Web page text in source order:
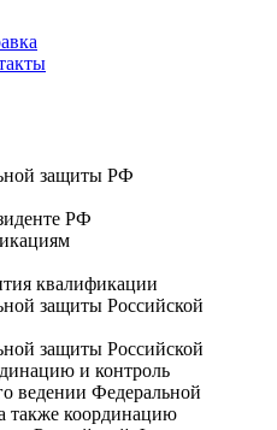
защиты РФ
РФ
квалификации
защиты Российской
защиты Российской
и контроль
ведении Федеральной
также координацию